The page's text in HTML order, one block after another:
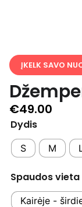
ĮKELK SAVO
€49.00
Dydis
S M
Spaudos vieta
Kairėje -